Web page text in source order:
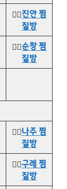
👉🏻진안 찜
질방
👉🏻순창 찜
질방
👉🏻나주 찜
질방
👉🏻구례 찜
질방